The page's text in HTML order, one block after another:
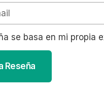
se basa en mi propia
Reseña